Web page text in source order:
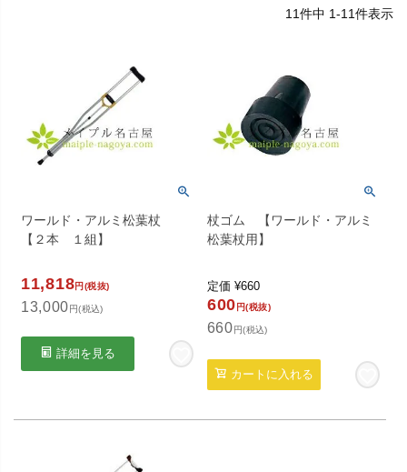
11件中 1-11件表示
ワールド・アルミ松葉杖
【２本 １組】
11,818円(税抜)
13,000 円(税込)
詳細を見る
杖ゴム 【ワールド・アルミ
松葉杖用】
定価 ¥660
600 円(税抜)
660 円(税込)
カートに入れる